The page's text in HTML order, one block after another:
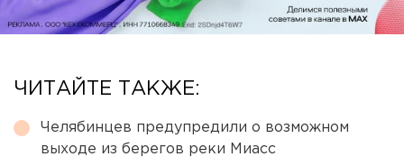
ЧИТАЙТЕ ТАКЖЕ:
Челябинцев предупредили о возможном
выходе из берегов реки Миасс